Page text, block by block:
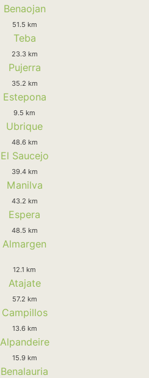
Benaojan
51.5 km
Teba
23.3 km
Pujerra
35.2 km
Estepona
9.5 km
Ubrique
48.6 km
El Saucejo
39.4 km
Manilva
43.2 km
Espera
48.5 km
Almargen
12.1 km
Atajate
57.2 km
Campillos
13.6 km
Alpandeire
15.9 km
Benalauria